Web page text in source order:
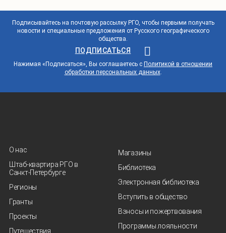
Подписывайтесь на почтовую рассылку РГО, чтобы первыми получать
новости и специальные предложения от Русского географического
общества.
ПОДПИСАТЬСЯ
Нажимая «Подписаться», Вы соглашаетесь с Политикой в отношении
обработки персональных данных.
О нас
Штаб-квартира РГО в
Санкт‑Петербурге
Регионы
Гранты
Проекты
Путешествия
Магазины
Библиотека
Электронная библиотека
Вступить в общество
Взносы и пожертвования
Программы лояльности